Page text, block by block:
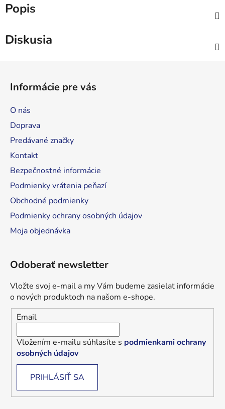
Popis
Diskusia
Informácie pre vás
O nás
Doprava
Predávané značky
Kontakt
Bezpečnostné informácie
Podmienky vrátenia peňazí
Obchodné podmienky
Podmienky ochrany osobných údajov
Moja objednávka
Odoberať newsletter
Vložte svoj e-mail a my Vám budeme zasielať informácie
o nových produktoch na našom e-shope.
Email
Vložením e-mailu súhlasíte s podmienkami ochrany
osobných údajov
PRIHLÁSIŤ SA